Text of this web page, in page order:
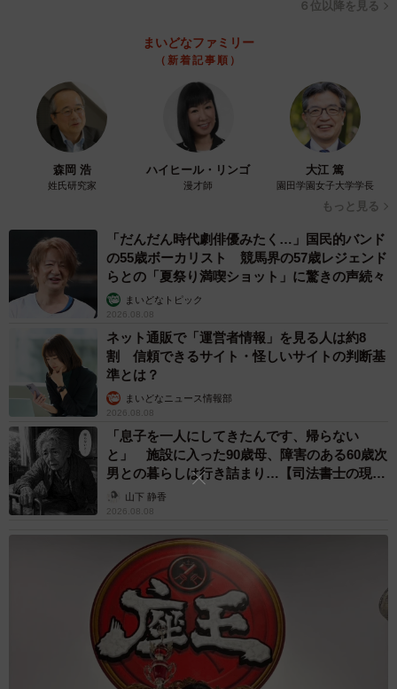
６位以降を見る
まいどなファミリー
（新着記事順）
森岡 浩
姓氏研究家
ハイヒール・リンゴ
漫才師
大江 篤
園田学園女子大学学長
もっと見る
「だんだん時代劇俳優みたく…」国民的バンド
の55歳ボーカリスト 競馬界の57歳レジェンド
らとの「夏祭り満喫ショット」に驚きの声続々
まいどなトピック
2026.08.08
ネット通販で「運営者情報」を見る人は約8
割 信頼できるサイト・怪しいサイトの判断基
準とは？
まいどなニュース情報部
2026.08.08
「息子を一人にしてきたんです、帰らない
と」 施設に入った90歳母、障害のある60歳次
男との暮らしは行き詰まり…【司法書士の現場
から】山下 静香
2026.08.08